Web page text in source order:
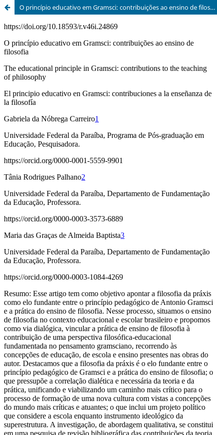
O princípio educativo em Gramsci: contribuições ao ensino de filosofia